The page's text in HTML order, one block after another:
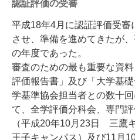
認証評価の受審
平成18年4月に認証評価受審
させ、準備を進めてきたが
の年度であった。
審査のための最も重要な資
評価報告書」及び「大学基
学基準協会担当者との数十
て、全学評価分科会、専門
（平成20年10月23日 三鷹
王子キャンパス）及び11月